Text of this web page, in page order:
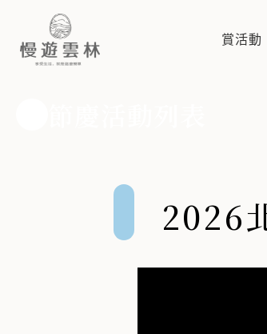
2026北港燈會 潮光潮
2026年北港燈會本次自2月14日起至3月8
賞活動
2026